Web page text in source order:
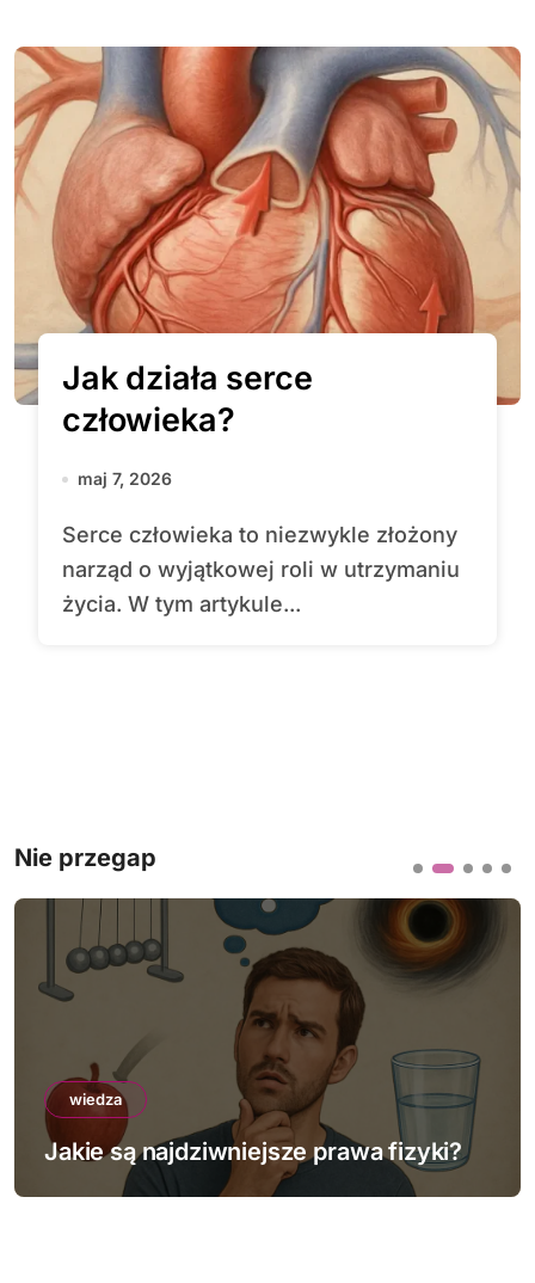
Jak działa serce
człowieka?
maj 7, 2026
Serce człowieka to niezwykle złożony
narząd o wyjątkowej roli w utrzymaniu
życia. W tym artykule...
Nie przegap
wiedza
Jakie są najdziwniejsze prawa fizyki?